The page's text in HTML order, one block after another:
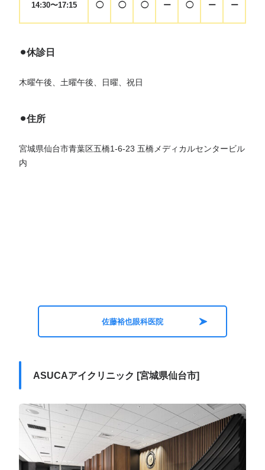
14:30〜17:15 ◯ ◯ ◯ ー ◯ ー ー
⚫︎休診日
木曜午後、土曜午後、日曜、祝日
⚫︎住所
宮城県仙台市青葉区五橋1-6-23 五橋メディカルセンタービル
内
佐藤裕也眼科医院
ASUCAアイクリニック [宮城県仙台市]